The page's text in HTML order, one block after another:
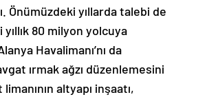
80 milyon yolcuya
Havalimanı’nı da
ırmak ağzı düzenlemesini
altyapı inşaatı,